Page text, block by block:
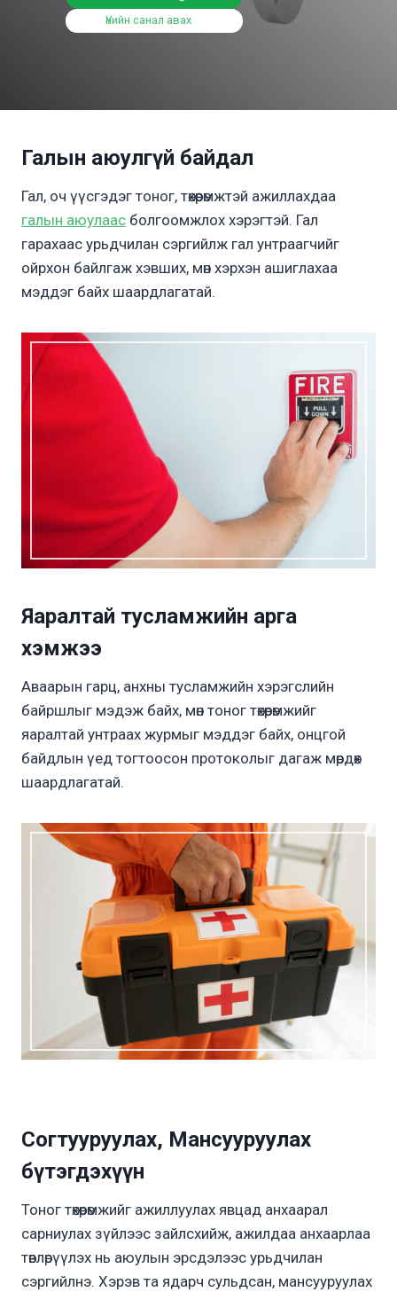
Үнийн санал авах
Галын аюулгүй байдал
Гал, оч үүсгэдэг тоног, төхөөрөмжтэй ажиллахдаа
галын аюулаас болгоомжлох хэрэгтэй. Гал
гарахаас урьдчилан сэргийлж гал унтраагчийг
ойрхон байлгаж хэвших, мөн хэрхэн ашиглахаа
мэддэг байх шаардлагатай.
Яаралтай тусламжийн арга
хэмжээ
Аваарын гарц, анхны тусламжийн хэрэгслийн
байршлыг мэдэж байх, мөн тоног төхөөрөмжийг
яаралтай унтраах журмыг мэддэг байх, онцгой
байдлын үед тогтоосон протоколыг дагаж мөрдөх
шаардлагатай.
Согтууруулах, Мансууруулах
бүтэгдэхүүн
Тоног төхөөрөмжийг ажиллуулах явцад анхаарал
сарниулах зүйлээс зайлсхийж, ажилдаа анхаарлаа
төвлөрүүлэх нь аюулын эрсдэлээс урьдчилан
сэргийлнэ. Хэрэв та ядарч сульдсан, мансууруулах